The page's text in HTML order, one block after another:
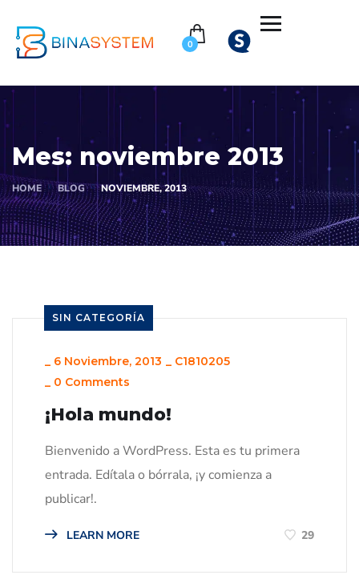
0
Mes: noviembre 2013
HOME BLOG NOVIEMBRE, 2013
SIN CATEGORÍA
_ 6 Noviembre, 2013 _ C1810205
_ 0 Comments
¡Hola mundo!
Bienvenido a WordPress. Esta es tu primera
entrada. Edítala o bórrala, ¡y comienza a
publicar!.
LEARN MORE 29